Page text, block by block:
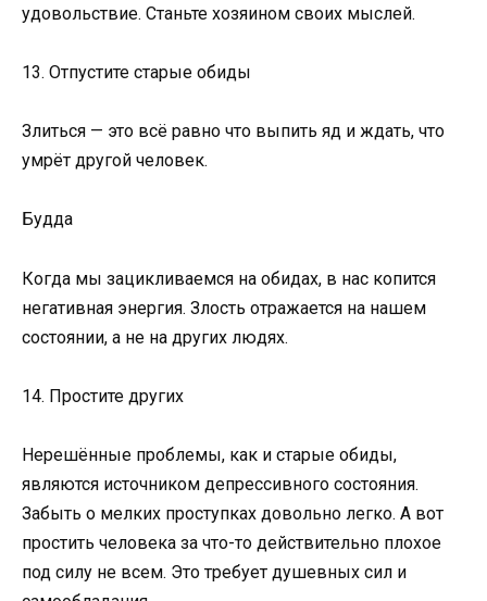
удовольствие. Станьте хозяином своих мыслей.
13. Отпустите старые обиды
Злиться — это всё равно что выпить яд и ждать, что
умрёт другой человек.
Будда
Когда мы зацикливаемся на обидах, в нас копится
негативная энергия. Злость отражается на нашем
состоянии, а не на других людях.
14. Простите других
Нерешённые проблемы, как и старые обиды,
являются источником депрессивного состояния.
Забыть о мелких проступках довольно легко. А вот
простить человека за что-то действительно плохое
под силу не всем. Это требует душевных сил и